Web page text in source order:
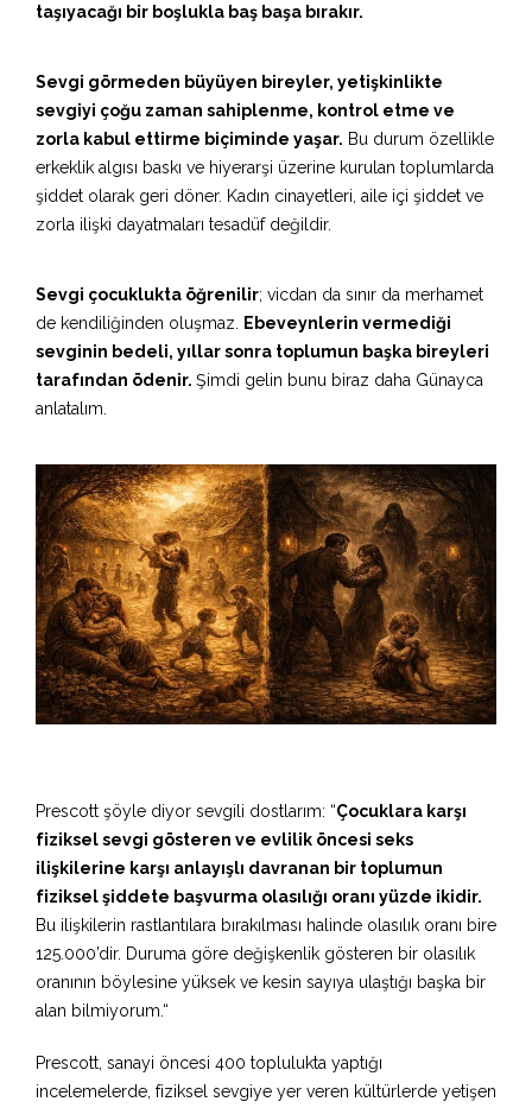
taşıyacağı bir boşlukla baş başa bırakır.
Sevgi görmeden büyüyen bireyler, yetişkinlikte
sevgiyi çoğu zaman sahiplenme, kontrol etme ve
zorla kabul ettirme biçiminde yaşar. Bu durum özellikle
erkeklik algısı baskı ve hiyerarşi üzerine kurulan toplumlarda
şiddet olarak geri döner. Kadın cinayetleri, aile içi şiddet ve
zorla ilişki dayatmaları tesadüf değildir.
Sevgi çocuklukta öğrenilir; vicdan da sınır da merhamet
de kendiliğinden oluşmaz. Ebeveynlerin vermediği
sevginin bedeli, yıllar sonra toplumun başka bireyleri
tarafından ödenir. Şimdi gelin bunu biraz daha Günayca
anlatalım.
Prescott şöyle diyor sevgili dostlarım: “Çocuklara karşı
fiziksel sevgi gösteren ve evlilik öncesi seks
ilişkilerine karşı anlayışlı davranan bir toplumun
fiziksel şiddete başvurma olasılığı oranı yüzde ikidir.
Bu ilişkilerin rastlantılara bırakılması halinde olasılık oranı bire
125.000’dir. Duruma göre değişkenlik gösteren bir olasılık
oranının böylesine yüksek ve kesin sayıya ulaştığı başka bir
alan bilmiyorum.“
Prescott, sanayi öncesi 400 toplulukta yaptığı
incelemelerde, fiziksel sevgiye yer veren kültürlerde yetişen